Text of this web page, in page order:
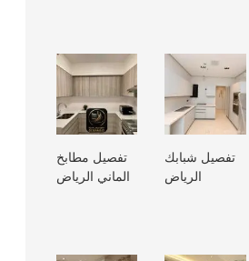
تفصيل شبابك
الرياض
تفصيل مطابخ
الماني الرياض